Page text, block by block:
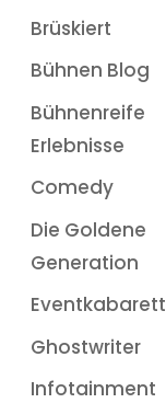
Brüskiert
Bühnen Blog
Bühnenreife
Erlebnisse
Comedy
Die Goldene
Generation
Eventkabarett
Ghostwriter
Infotainment